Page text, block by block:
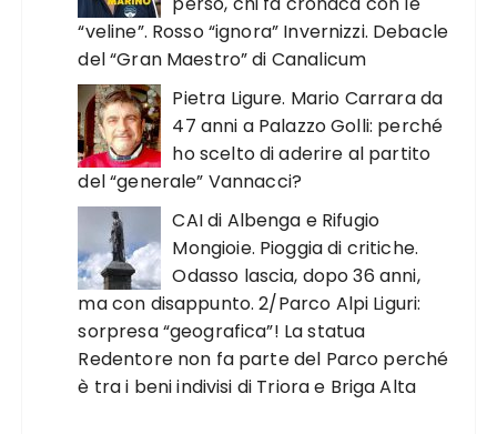
“veline”. Rosso “ignora” Invernizzi. Debacle
del “Gran Maestro” di Canalicum
Pietra Ligure. Mario Carrara da
47 anni a Palazzo Golli: perché
ho scelto di aderire al partito
del “generale” Vannacci?
CAI di Albenga e Rifugio
Mongioie. Pioggia di critiche.
Odasso lascia, dopo 36 anni,
ma con disappunto. 2/Parco Alpi Liguri:
sorpresa “geografica”! La statua
Redentore non fa parte del Parco perché
è tra i beni indivisi di Triora e Briga Alta